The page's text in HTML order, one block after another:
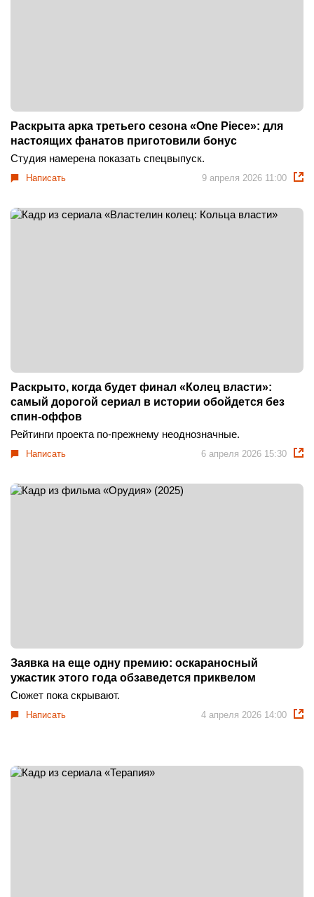
Раскрыта арка третьего сезона «One Piece»: для
настоящих фанатов приготовили бонус
Студия намерена показать спецвыпуск.
Написать 9 апреля 2026 11:00
Раскрыто, когда будет финал «Колец власти»:
самый дорогой сериал в истории обойдется без
спин-оффов
Рейтинги проекта по-прежнему неоднозначные.
Написать 6 апреля 2026 15:30
Заявка на еще одну премию: оскараносный
ужастик этого года обзаведется приквелом
Сюжет пока скрывают.
Написать 4 апреля 2026 14:00